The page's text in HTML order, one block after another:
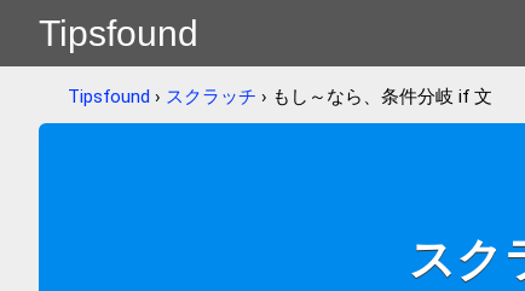
Tipsfound
Tipsfound › スクラッチ › もし～なら、条件分岐 if 文
スク